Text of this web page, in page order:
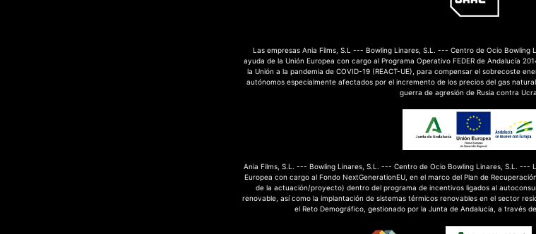
Las empresas Ania Films, S.L --- Bowling Linares, S.L. --- Centro de Ocio Bowling
ayuda de la Unión Europea con cargo al Programa Operativo FEDER de Andalucía
la Unión a la pandemia de COVID-19 (REACT-UE), para compensar el sobrecoste
autónomos especialmente afectados por el incremento de los precios del gas
guerra de agresión de Rusia contra
Ania Films, S.L. --- Bowling Linares, S.L. --- Centro de Ocio Bowling Linares, S.L. ---
Europea con cargo al Fondo NextGenerationEU, en el marco del Plan de
de la actuación/proyecto) dentro del programa de incentivos ligados al
renovable, así como la implantación de sistemas térmicos renovables en el sector
el Reto Demográfico, gestionado por la Junta de Andalucía, a través